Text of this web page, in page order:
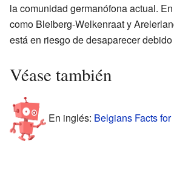
la comunidad germanófona actual.
como Bleiberg-Welkenraat y
está en riesgo de desaparecer
Véase también
En inglés: Belgians Facts